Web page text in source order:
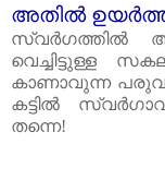
അതിൽ
സ്വർഗത്തിൽ
വെച്ചിട്ടുള്ള
കാണാവുന്ന
കട്ടിൽ
തന്നെ!